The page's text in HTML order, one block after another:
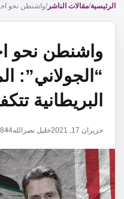
الناشر
الرئيسية/مقالات الناشر/
واشنطن نحو
“الجولاني”:
البريطانية
حزيران 17, 2021 خليل نصرالله